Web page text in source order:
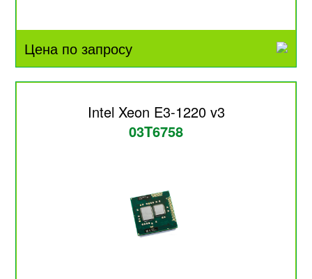
Цена по запросу
Intel Xeon E3-1220 v3
03T6758